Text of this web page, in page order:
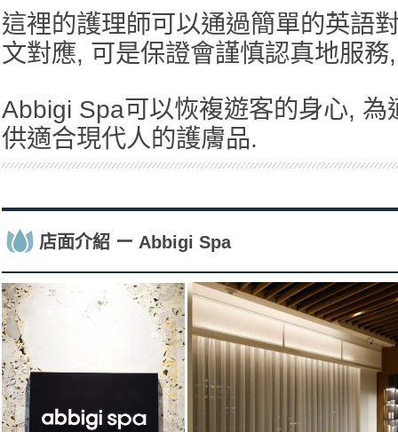
這裡的護理師可以通過簡單的英語
文對應, 可是保證會謹慎認真地服務
Abbigi Spa可以恢複遊客的身心, 為
供適合現代人的護膚品.
店面介紹 ー Abbigi Spa